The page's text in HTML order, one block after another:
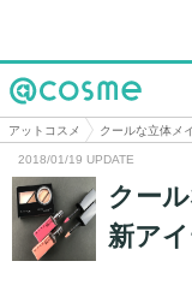
@cosme
アットコスメ クールな立体メ
2018/01/19 UPDATE
クー
新ア